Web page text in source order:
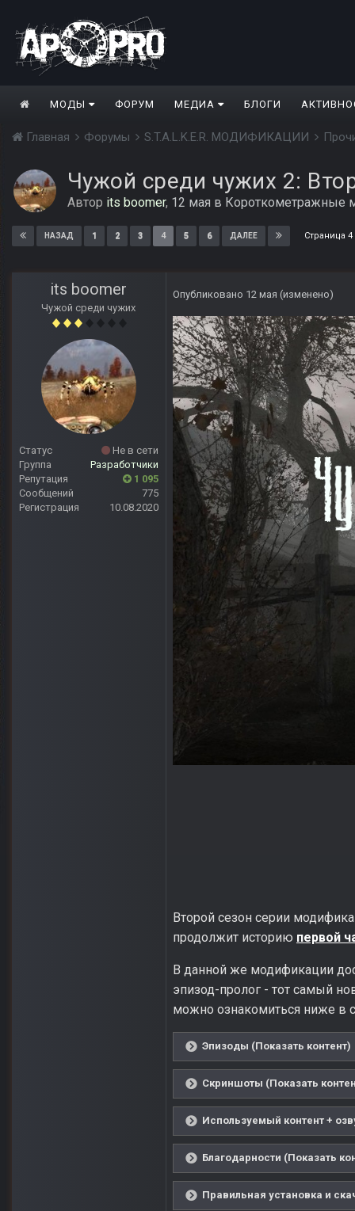
МОДЫ ФОРУМ МЕДИА БЛОГИ
Главная Форумы S.T.A.L.K.E.R. МОДИФИКАЦИИ
Чужой среди чужих 2:
Автор its boomer, 12 мая в Короткометражные
НАЗАД 1 2 3 4 5 6 ДАЛЕЕ Страница
its boomer
Чужой среди чужих
Статус
Не в сети
Группа
Разработчики
Репутация
1 095
Сообщений
775
Регистрация
10.08.2020
Опубликовано 12 мая (изменено)
Второй сезон серии
продолжит историю первой
В данной же модификации
эпизод-пролог - тот самый
можно ознакомиться ниже в
Эпизоды (Показать контент)
Скриншоты (Показать
Используемый контент +
Благодарности (Показать
Правильная установка и